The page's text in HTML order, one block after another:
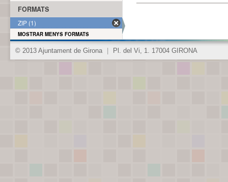
FORMATS
ZIP (1)
MOSTRAR MENYS FORMATS
© 2013 Ajuntament de Girona Pl. del Vi, 1. 17004 GIRONA